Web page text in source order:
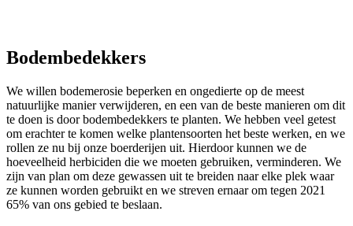
Bodembedekkers
We willen bodemerosie beperken en ongedierte op de meest
natuurlijke manier verwijderen, en een van de beste manieren om dit
te doen is door bodembedekkers te planten. We hebben veel getest
om erachter te komen welke plantensoorten het beste werken, en we
rollen ze nu bij onze boerderijen uit. Hierdoor kunnen we de
hoeveelheid herbiciden die we moeten gebruiken, verminderen. We
zijn van plan om deze gewassen uit te breiden naar elke plek waar
ze kunnen worden gebruikt en we streven ernaar om tegen 2021
65% van ons gebied te beslaan.